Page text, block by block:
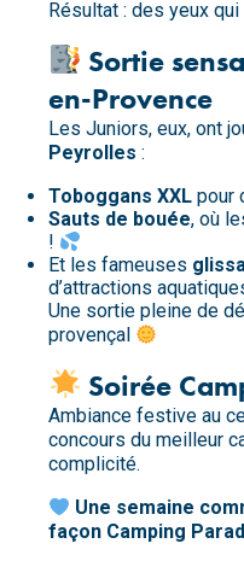
Résultat : des yeux
Sortie
en-Provence
Les Juniors, eux, ont
Peyrolles :
Toboggans XXL pour
Sauts de bouée, où
!
Et les fameuses
d’attractions
Une sortie pleine de
provençal
Soirée
Ambiance festive au
concours du meilleur
complicité.
Une semaine
façon Camping